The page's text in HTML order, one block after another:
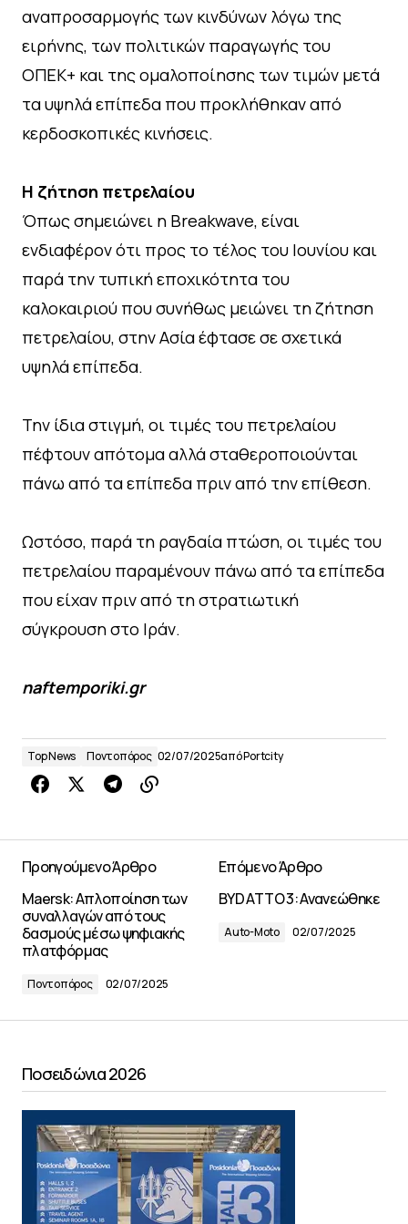
αναπροσαρμογής των κινδύνων λόγω της
ειρήνης, των πολιτικών παραγωγής του
ΟΠΕΚ+ και της ομαλοποίησης των τιμών μετά
τα υψηλά επίπεδα που προκλήθηκαν από
κερδοσκοπικές κινήσεις.
Η ζήτηση πετρελαίου
Όπως σημειώνει η Breakwave, είναι
ενδιαφέρον ότι προς το τέλος του Ιουνίου και
παρά την τυπική εποχικότητα του
καλοκαιριού που συνήθως μειώνει τη ζήτηση
πετρελαίου, στην Ασία έφτασε σε σχετικά
υψηλά επίπεδα.
Την ίδια στιγμή, οι τιμές του πετρελαίου
πέφτουν απότομα αλλά σταθεροποιούνται
πάνω από τα επίπεδα πριν από την επίθεση.
Ωστόσο, παρά τη ραγδαία πτώση, οι τιμές του
πετρελαίου παραμένουν πάνω από τα επίπεδα
που είχαν πριν από τη στρατιωτική
σύγκρουση στο Ιράν.
naftemporiki.gr
Top News Ποντοπόρος 02/07/2025απόPortcity
Προηγούμενο Άρθρο
Maersk: Απλοποίηση των
συναλλαγών από τους
δασμούς μέσω ψηφιακής
πλατφόρμας
Ποντοπόρος 02/07/2025
Επόμενο Άρθρο
BYD ATTO 3: Ανανεώθηκε
Auto-Moto 02/07/2025
Ποσειδώνια 2026